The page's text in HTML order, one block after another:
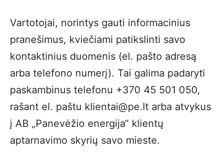
Vartotojai, norintys gauti informacinius
pranešimus, kviečiami patikslinti savo
kontaktinius duomenis (el. pašto adresą
arba telefono numerį). Tai galima padaryti
paskambinus telefonu +370 45 501 050,
rašant el. paštu klientai@pe.lt arba atvykus
į AB „Panevėžio energija“ klientų
aptarnavimo skyrių savo mieste.